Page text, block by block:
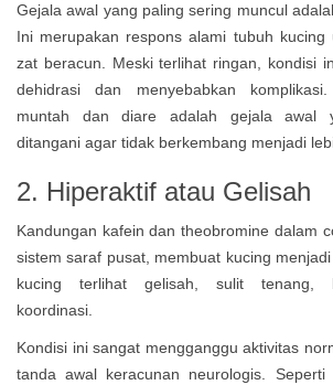
Gejala awal yang paling sering muncul
Ini merupakan respons alami tubuh kucing
zat beracun. Meski terlihat ringan, kondisi
dehidrasi dan menyebabkan
muntah dan diare adalah gejala awal
ditangani agar tidak berkembang menjadi
2. Hiperaktif atau Gelisah
Kandungan kafein dan theobromine dalam
sistem saraf pusat, membuat kucing
kucing terlihat gelisah, sulit tenang,
koordinasi.
Kondisi ini sangat mengganggu aktivitas
tanda awal keracunan neurologis. Seperti